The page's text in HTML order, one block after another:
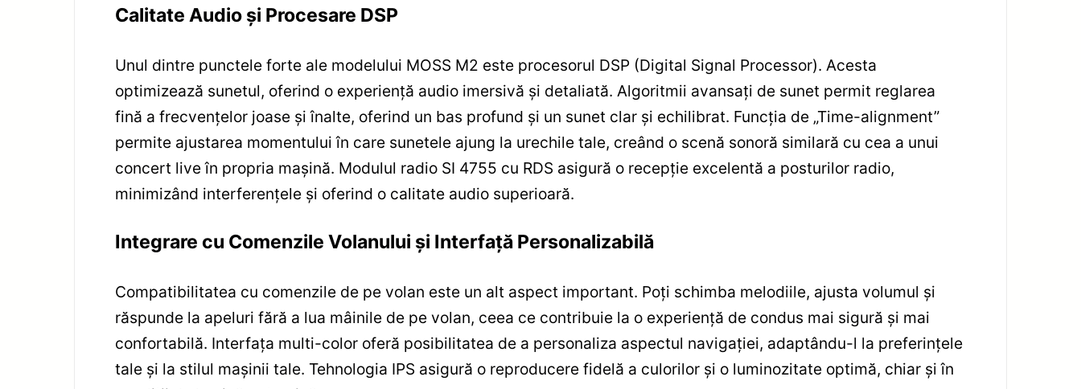
Calitate Audio și Procesare DSP
Unul dintre punctele forte ale modelului MOSS M2 este procesorul DSP (Digital Signal Processor). Acesta
optimizează sunetul, oferind o experiență audio imersivă și detaliată. Algoritmii avansați de sunet permit reglarea
fină a frecvențelor joase și înalte, oferind un bas profund și un sunet clar și echilibrat. Funcția de „Time-alignment”
permite ajustarea momentului în care sunetele ajung la urechile tale, creând o scenă sonoră similară cu cea a unui
concert live în propria mașină. Modulul radio SI 4755 cu RDS asigură o recepție excelentă a posturilor radio,
minimizând interferențele și oferind o calitate audio superioară.
Integrare cu Comenzile Volanului și Interfață Personalizabilă
Compatibilitatea cu comenzile de pe volan este un alt aspect important. Poți schimba melodiile, ajusta volumul și
răspunde la apeluri fără a lua mâinile de pe volan, ceea ce contribuie la o experiență de condus mai sigură și mai
confortabilă. Interfața multi-color oferă posibilitatea de a personaliza aspectul navigației, adaptându-l la preferințele
tale și la stilul mașinii tale. Tehnologia IPS asigură o reproducere fidelă a culorilor și o luminozitate optimă, chiar și în